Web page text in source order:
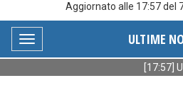
Aggiornato alle 17:57 del
Toggle
navigation
ULTIME
[17:57]